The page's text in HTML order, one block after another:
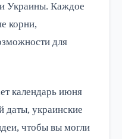
Украины. Каждое
корни,
для
календарь июня
даты, украинские
чтобы вы могли